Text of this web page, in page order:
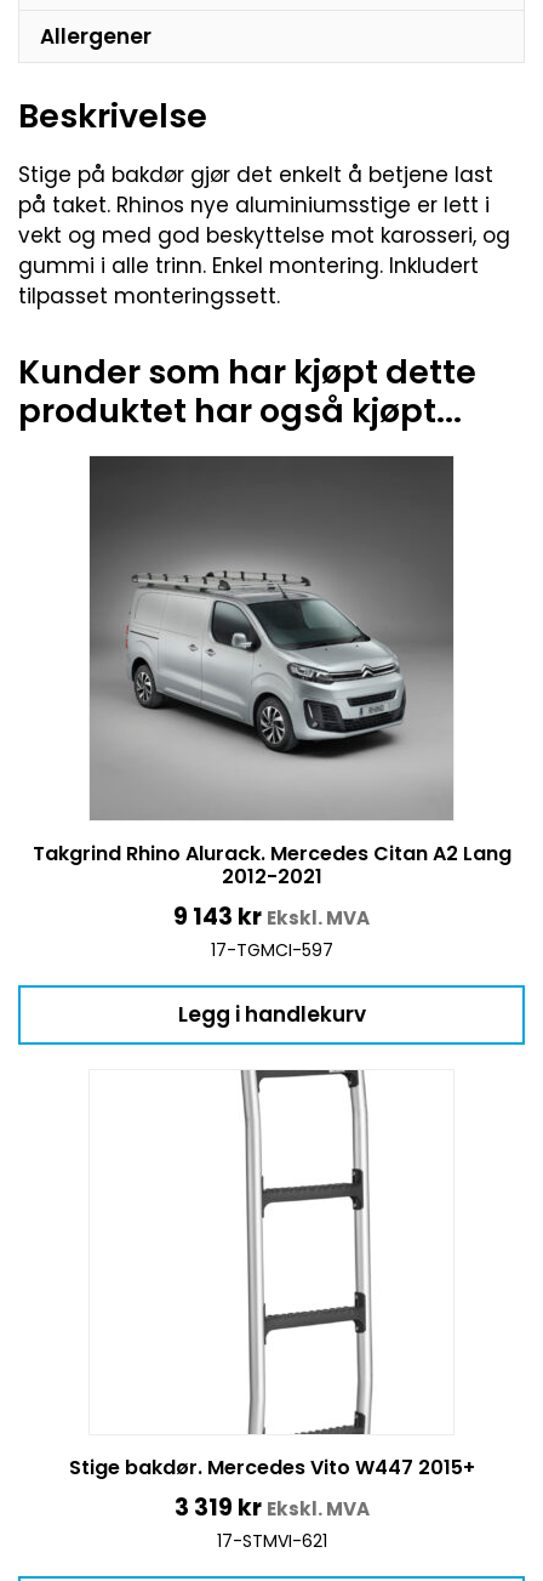
Allergener
Beskrivelse
Stige på bakdør gjør det enkelt å betjene last
på taket. Rhinos nye aluminiumsstige er lett i
vekt og med god beskyttelse mot karosseri, og
gummi i alle trinn. Enkel montering. Inkludert
tilpasset monteringssett.
Kunder som har kjøpt dette
produktet har også kjøpt...
Takgrind Rhino Alurack. Mercedes Citan A2 Lang
2012-2021
9 143 kr Ekskl. MVA
17-TGMCI-597
Legg i handlekurv
Stige bakdør. Mercedes Vito W447 2015+
3 319 kr Ekskl. MVA
17-STMVI-621